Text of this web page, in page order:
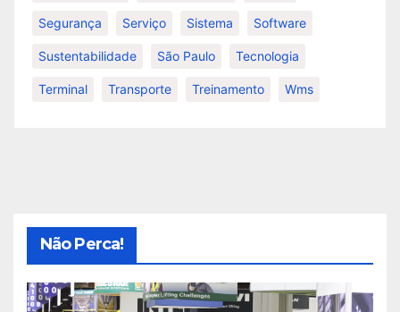
Segurança Serviço Sistema Software
Sustentabilidade São Paulo Tecnologia
Terminal Transporte Treinamento Wms
Não Perca!